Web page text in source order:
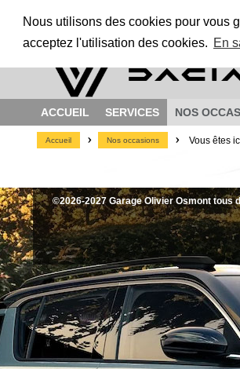
Nous utilisons des cookies pour vous
acceptez l'utilisation des cookies. En
ACCUEIL SERVICES NOS
Accueil > Nos occasions > Vous êtes
©2026-2027 Garage Olivier Osmont tous